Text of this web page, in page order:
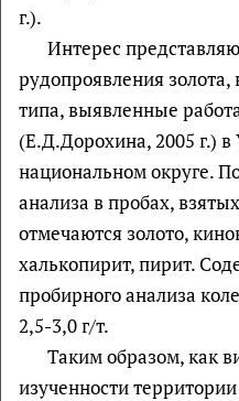
г.).
Интерес
рудопроявления
типа, выявленные
(Е.Д.Дорохина, 2005 г.)
национальном округе.
анализа в пробах,
отмечаются золото,
халькопирит, пирит.
пробирного анализа
2,5-3,0 г/т.
Таким образом, как
изученности